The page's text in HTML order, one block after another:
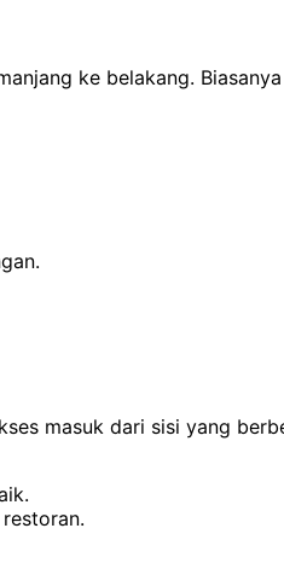
ke belakang.
masuk dari sisi yang